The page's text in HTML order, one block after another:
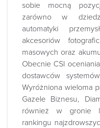
sobie mocną
zarówno w
automatyki
akcesoriów
masowych oraz
Obecnie CSI
dostawców
Wyróżniona wieloma
Gazele Biznesu,
również w gronie
rankingu